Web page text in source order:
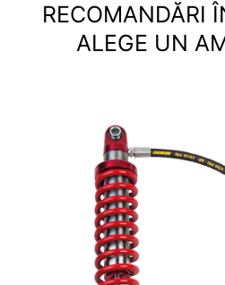
RECOMANDĂRI
ALEGE UN